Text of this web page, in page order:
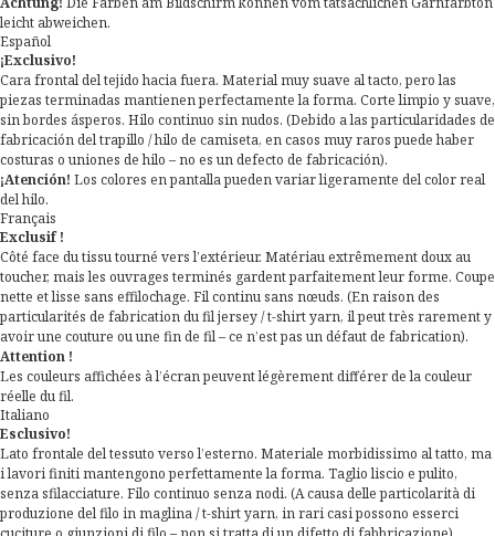
leicht abweichen.
Español
¡Exclusivo!
Cara frontal del tejido hacia fuera. Material muy suave al tacto, pero las
piezas terminadas mantienen perfectamente la forma. Corte limpio y suave,
sin bordes ásperos. Hilo continuo sin nudos. (Debido a las particularidades de
fabricación del trapillo / hilo de camiseta, en casos muy raros puede haber
costuras o uniones de hilo – no es un defecto de fabricación).
¡Atención! Los colores en pantalla pueden variar ligeramente del color real
del hilo.
Français
Exclusif !
Côté face du tissu tourné vers l’extérieur. Matériau extrêmement doux au
toucher, mais les ouvrages terminés gardent parfaitement leur forme. Coupe
nette et lisse sans effilochage. Fil continu sans nœuds. (En raison des
particularités de fabrication du fil jersey / t-shirt yarn, il peut très rarement y
avoir une couture ou une fin de fil – ce n’est pas un défaut de fabrication).
Attention !
Les couleurs affichées à l’écran peuvent légèrement différer de la couleur
réelle du fil.
Italiano
Esclusivo!
Lato frontale del tessuto verso l’esterno. Materiale morbidissimo al tatto, ma
i lavori finiti mantengono perfettamente la forma. Taglio liscio e pulito,
senza sfilacciature. Filo continuo senza nodi. (A causa delle particolarità di
produzione del filo in maglina / t-shirt yarn, in rari casi possono esserci